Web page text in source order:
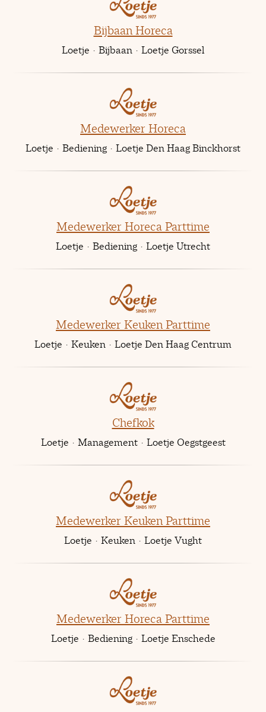
Bijbaan Horeca
Loetje · Bijbaan · Loetje Gorssel
Medewerker Horeca
Loetje · Bediening · Loetje Den Haag Binckhorst
Medewerker Horeca Parttime
Loetje · Bediening · Loetje Utrecht
Medewerker Keuken Parttime
Loetje · Keuken · Loetje Den Haag Centrum
Chefkok
Loetje · Management · Loetje Oegstgeest
Medewerker Keuken Parttime
Loetje · Keuken · Loetje Vught
Medewerker Horeca Parttime
Loetje · Bediening · Loetje Enschede